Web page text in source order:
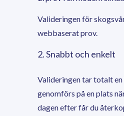
Valideringen för
webbaserat prov.
2. Snabbt och enkelt
Valideringen tar totalt en
genomförs på en plats
dagen efter får du